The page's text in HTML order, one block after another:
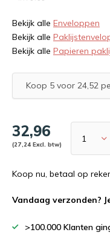
Bekijk alle Enveloppen
Bekijk alle
Bekijk alle Papieren
Koop 5 voor 24,52
32,96
(27,24 Excl. btw)
Koop nu, betaal op
Vandaag verzonden?
>100.000 Klanten